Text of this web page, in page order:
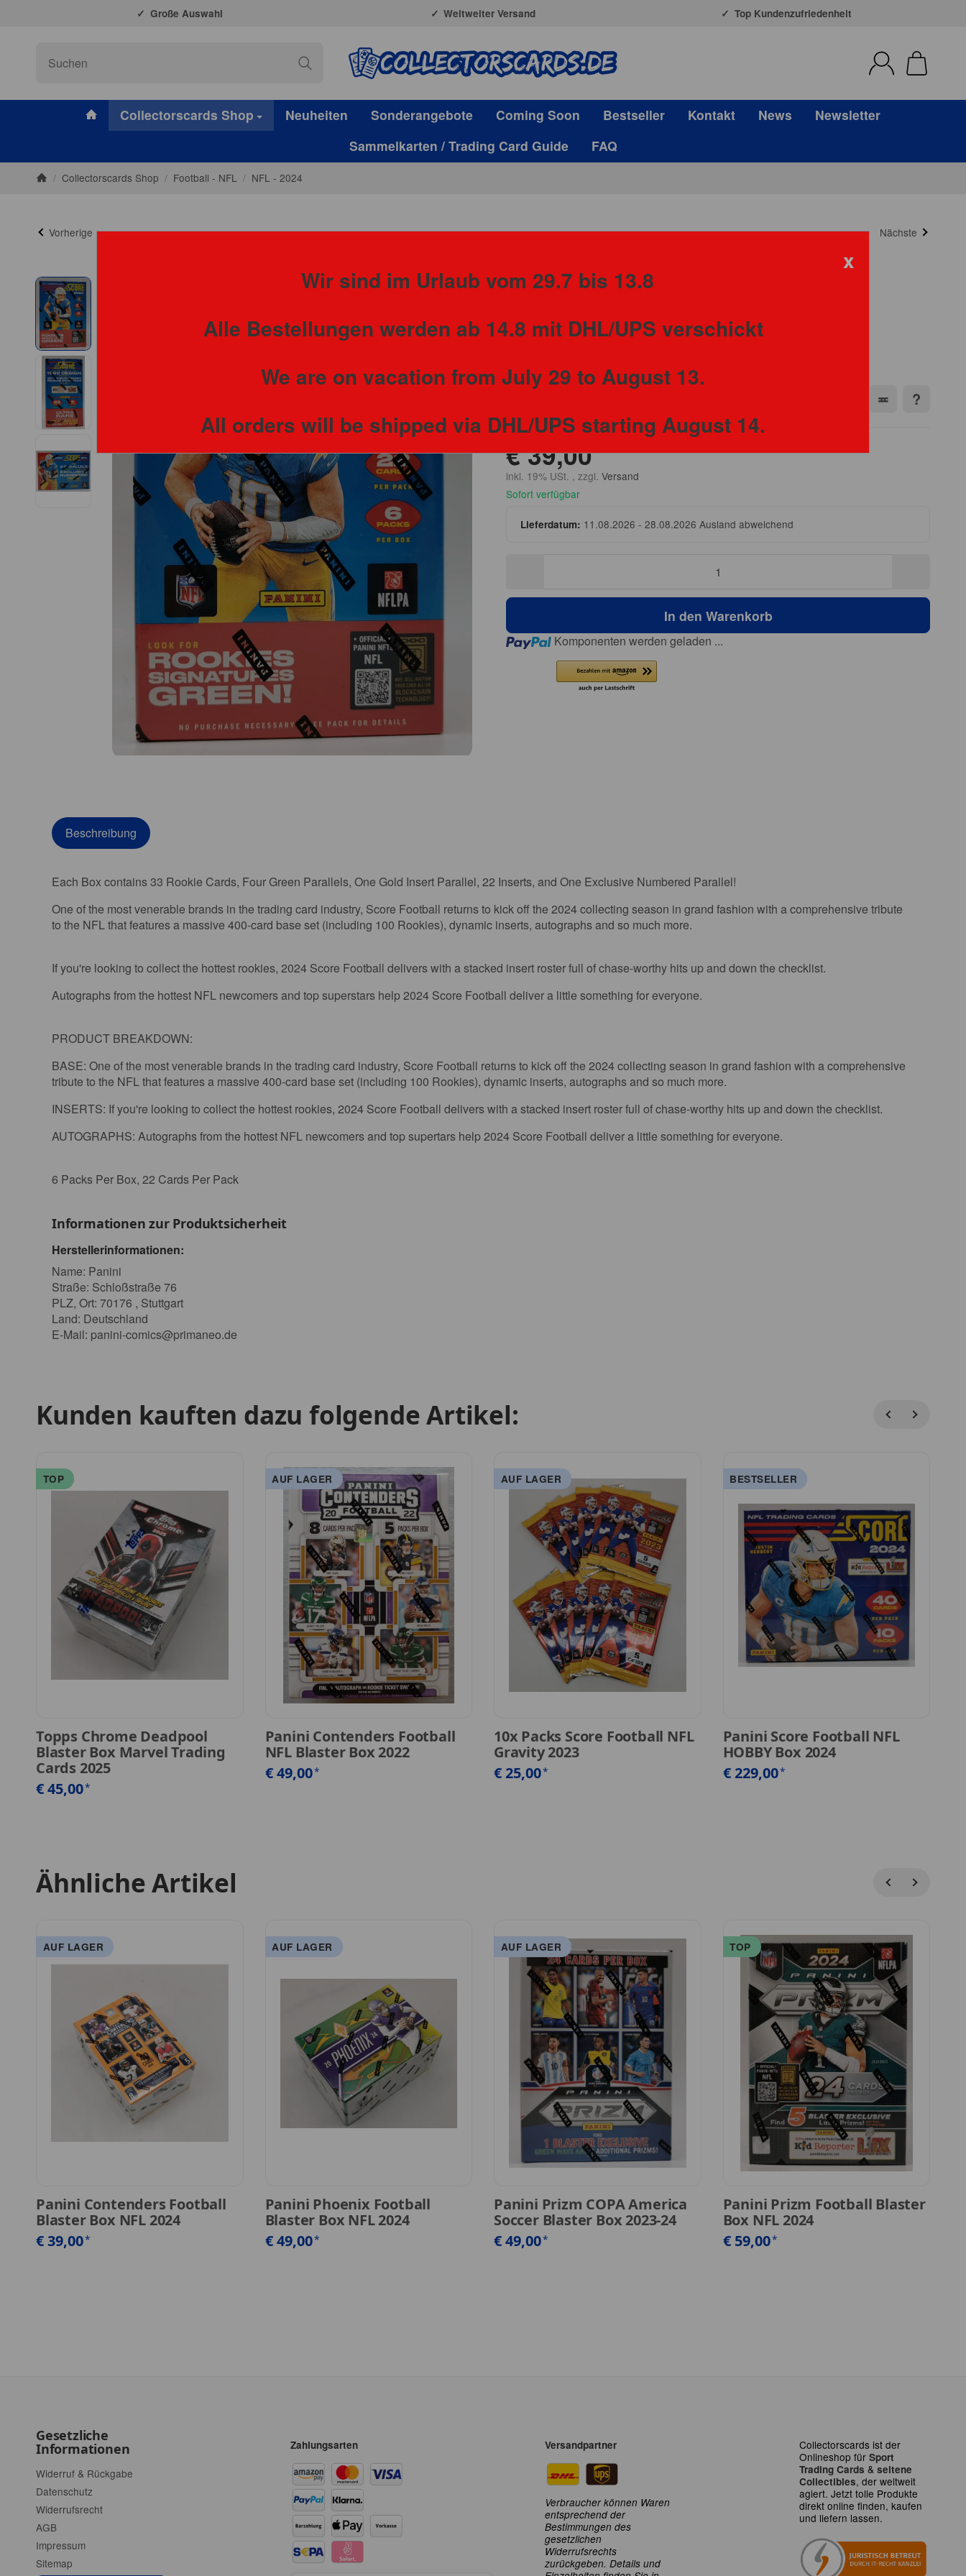
Große Auswahl Weltweiter Versand Top Kundenzufriedenheit
#custom.linkHome#
Collectorscards Shop Neuheiten Sonderangebote Coming Soon Bestseller Kontakt News
Newsletter
Sammelkarten / Trading Card Guide
FAQ
/ Collectorscards Shop / Football - NFL / NFL - 2024
Vorherige Nächste
Panini
Panini Score Football NFL
Blaster Box 2024
€ 39,00
inkl. 19% USt. , zzgl. Versand
Sofort verfügbar
Lieferdatum: 11.08.2026 - 28.08.2026Ausland abweichend
In den Warenkorb
Loading...Komponenten werden geladen ...
Beschreibung
Each Box contains 33 Rookie Cards, Four Green Parallels, One Gold Insert Parallel, 22 Inserts, and One Exclusive Numbered Parallel!
One of the most venerable brands in the trading card industry, Score Football returns to kick off the 2024 collecting season in grand fashion with a comprehensive tribute
to the NFL that features a massive 400-card base set (including 100 Rookies), dynamic inserts, autographs and so much more.
If you're looking to collect the hottest rookies, 2024 Score Football delivers with a stacked insert roster full of chase-worthy hits up and down the checklist.
Autographs from the hottest NFL newcomers and top superstars help 2024 Score Football deliver a little something for everyone.
PRODUCT BREAKDOWN:
BASE: One of the most venerable brands in the trading card industry, Score Football returns to kick off the 2024 collecting season in grand fashion with a comprehensive
tribute to the NFL that features a massive 400-card base set (including 100 Rookies), dynamic inserts, autographs and so much more.
INSERTS: If you're looking to collect the hottest rookies, 2024 Score Football delivers with a stacked insert roster full of chase-worthy hits up and down the checklist.
AUTOGRAPHS: Autographs from the hottest NFL newcomers and top supertars help 2024 Score Football deliver a little something for everyone.
6 Packs Per Box, 22 Cards Per Pack
Informationen zur Produktsicherheit
Herstellerinformationen:
Name: Panini
Straße: Schloßstraße 76
PLZ, Ort: 70176 , Stuttgart
Land: Deutschland
E-Mail: panini-comics@primaneo.de
Kunden kauften dazu folgende Artikel:
TOP
Topps Chrome Deadpool
Blaster Box Marvel Trading
Cards 2025
€ 45,00*
AUF LAGER
Panini Contenders Football
NFL Blaster Box 2022
€ 49,00*
AUF LAGER
10x Packs Score Football NFL
Gravity 2023
€ 25,00*
BESTSELLER
Panini Score Football NFL
HOBBY Box 2024
€ 229,00*
Ähnliche Artikel
AUF LAGER
Panini Contenders Football
Blaster Box NFL 2024
€ 39,00*
AUF LAGER
Panini Phoenix Football
Blaster Box NFL 2024
€ 49,00*
AUF LAGER
Panini Prizm COPA America
Soccer Blaster Box 2023-24
€ 49,00*
TOP
Panini Prizm Football Blaster
Box NFL 2024
€ 59,00*
Gesetzliche
Informationen
Widerruf & Rückgabe
Datenschutz
Widerrufsrecht
AGB
Impressum
Sitemap
Zahlungsarten Versandpartner
Verbraucher können Waren
entsprechend der
Bestimmungen des
gesetzlichen
Widerrufsrechts
zurückgeben. Details und
Collectorscards ist der
Onlineshop für Sport
Trading Cards & seltene
Collectibles, der weltweit
agiert. Jetzt tolle Produkte
direkt online finden, kaufen
und liefern lassen.
x
Wir sind im Urlaub vom 29.7 bis 13.8
Alle Bestellungen werden ab 14.8 mit DHL/UPS verschickt
We are on vacation from July 29 to August 13.
All orders will be shipped via DHL/UPS starting August 14.